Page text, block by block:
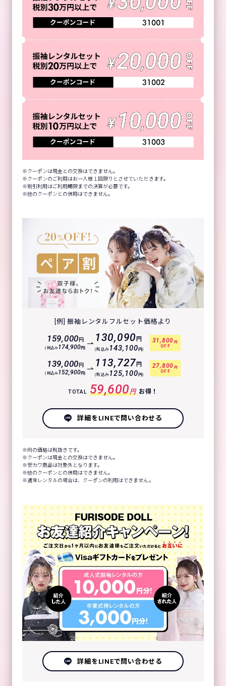
クーポンは現金との交換はできません。
クーポンのご利用はお一人様１回限りとさせていただきます。
割引利用はご利用期限までの決算が必要です。
他のクーポンとの併用はできません。
[例] 振袖レンタルフルセット価格より
159,000円
(税込み174,900円)
130,090 円
(税込み143,100 円)
31,800 円
OFF
139,000円
(税込み152,900円)
113,727 円
(税込み125,100 円)
27,800 円
OFF
TOTAL 59,600円 お得！
詳細をLINEで問い合わせる
例の価格は税抜きです。
クーポンは現金との交換はできません。
安カワ商品は対象外となります。
他のクーポンとの併用はできません。
通常レンタルの場合は、クーポンの利用はできません。
詳細をLINEで問い合わせる